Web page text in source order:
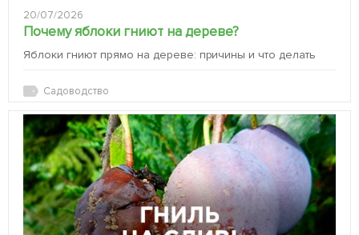
20/07/2026
Почему яблоки гниют на дереве?
Яблоки гниют прямо на дереве: причины и что делать
Садоводство